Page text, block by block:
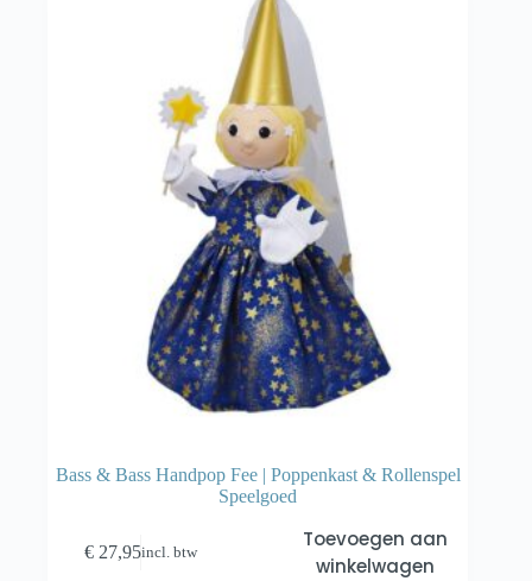
Bass & Bass Handpop Fee | Poppenkast & Rollenspel
Speelgoed
€ 27,95incl. btw
Toevoegen aan
winkelwagen